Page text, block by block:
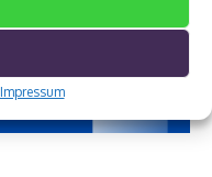
Impressum